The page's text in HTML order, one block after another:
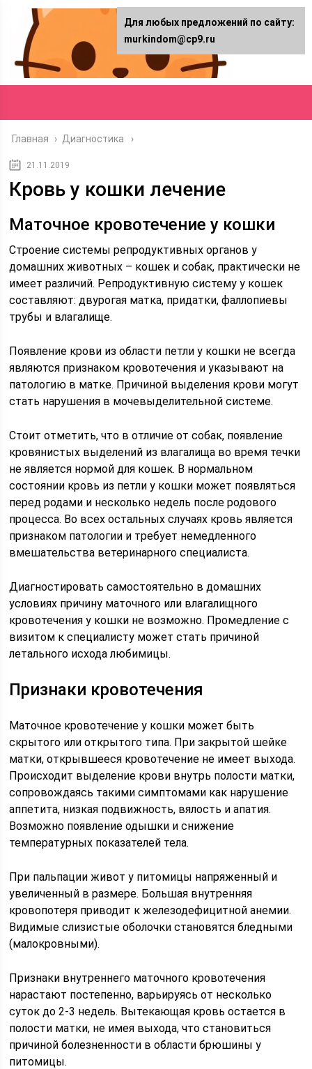
Главная › Диагностика
21.11.2019
Кровь у кошки лечение
Маточное кровотечение у кошки
Строение системы репродуктивных органов у
домашних животных – кошек и собак, практически не
имеет различий. Репродуктивную систему у кошек
составляют: двурогая матка, придатки, фаллопиевы
трубы и влагалище.
Появление крови из области петли у кошки не всегда
являются признаком кровотечения и указывают на
патологию в матке. Причиной выделения крови могут
стать нарушения в мочевыделительной системе.
Стоит отметить, что в отличие от собак, появление
кровянистых выделений из влагалища во время течки
не является нормой для кошек. В нормальном
состоянии кровь из петли у кошки может появляться
перед родами и несколько недель после родового
процесса. Во всех остальных случаях кровь является
признаком патологии и требует немедленного
вмешательства ветеринарного специалиста.
Диагностировать самостоятельно в домашних
условиях причину маточного или влагалищного
кровотечения у кошки не возможно. Промедление с
визитом к специалисту может стать причиной
летального исхода любимицы.
Признаки кровотечения
Маточное кровотечение у кошки может быть
скрытого или открытого типа. При закрытой шейке
матки, открывшееся кровотечение не имеет выхода.
Происходит выделение крови внутрь полости матки,
сопровождаясь такими симптомами как нарушение
аппетита, низкая подвижность, вялость и апатия.
Возможно появление одышки и снижение
температурных показателей тела.
При пальпации живот у питомицы напряженный и
увеличенный в размере. Большая внутренняя
кровопотеря приводит к железодефицитной анемии.
Видимые слизистые оболочки становятся бледными
(малокровными).
Признаки внутреннего маточного кровотечения
нарастают постепенно, варьируясь от несколько
суток до 2-3 недель. Вытекающая кровь остается в
полости матки, не имея выхода, что становиться
причиной болезненности в области брюшины у
питомицы.
Для любых предложений по сайту:
murkindom@cp9.ru